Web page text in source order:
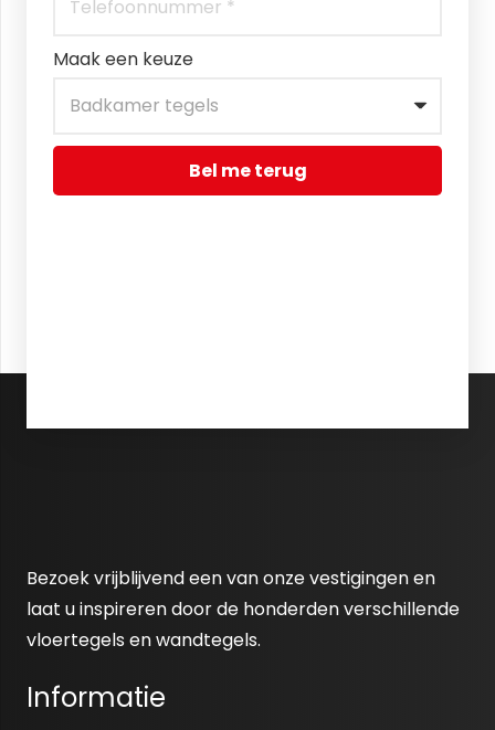
Maak een keuze
Bel me terug
Bezoek vrijblijvend een van onze vestigingen en
laat u inspireren door de honderden verschillende
vloertegels en wandtegels.
Informatie